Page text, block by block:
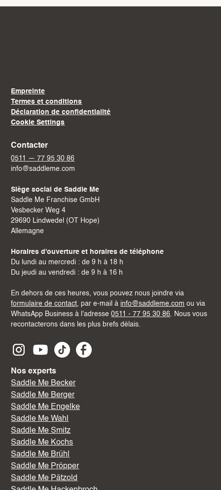
Empreinte
Termes et conditions
Déclaration de confidentialité
Cookie Settings
Contacter
0511 — 77 95 30 86
info@saddleme.com
Siège social de Saddle Me
Saddle Me Franchise GmbH
Vesbecker Weg 4
29690 Lindwedel (OT Hope)
Allemagne
Horaires d'ouverture et horaires de téléphone
Du lundi au mercredi : de 9 h à 18 h
Du jeudi au vendredi : de 9 h à 16 h
En dehors de ces heures, vous pouvez nous joindre via
formulaire de contact, par e-mail à info@saddleme.com ou via
WhatsApp Business à l'adresse0511 - 77 95 30 86. Nous vous
recontacterons dans les plus brefs délais.
Nos experts
Saddle Me Becker
Saddle Me Berger
Saddle Me Engelke
Saddle Me Wahl
Saddle Me Smitz
Saddle Me Kochs
Saddle Me Brühl
Saddle Me Pröpper
Saddle Me Pätzold